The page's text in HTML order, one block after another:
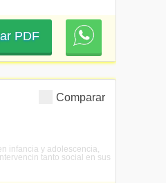
PDF
Comparar
infancia y adolescencia,
tanto social en sus